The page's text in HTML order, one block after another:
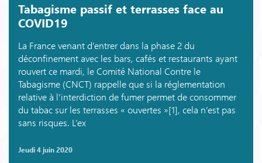
Tabagisme passif et terrasses face au
COVID19
La France venant d’entrer dans la phase 2 du
déconfinement avec les bars, cafés et restaurants ayant
rouvert ce mardi, le Comité National Contre le
Tabagisme (CNCT) rappelle que si la réglementation
relative à l’interdiction de fumer permet de consommer
du tabac sur les terrasses « ouvertes »[1], cela n’est pas
sans risques. L’ex
jeudi 4 juin 2020